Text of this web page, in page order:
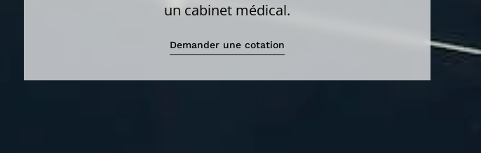
un cabinet médical.
Demander une cotation